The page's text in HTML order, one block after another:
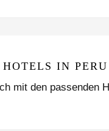
IN PERU
mit den passenden